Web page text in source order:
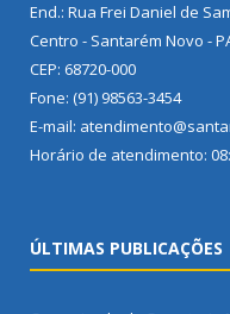
End.: Rua Frei Daniel de
Centro - Santarém Novo -
CEP: 68720-000
Fone: (91) 98563-3454
E-mail:
Horário de atendimento:
ÚLTIMAS PUBLICAÇÕES